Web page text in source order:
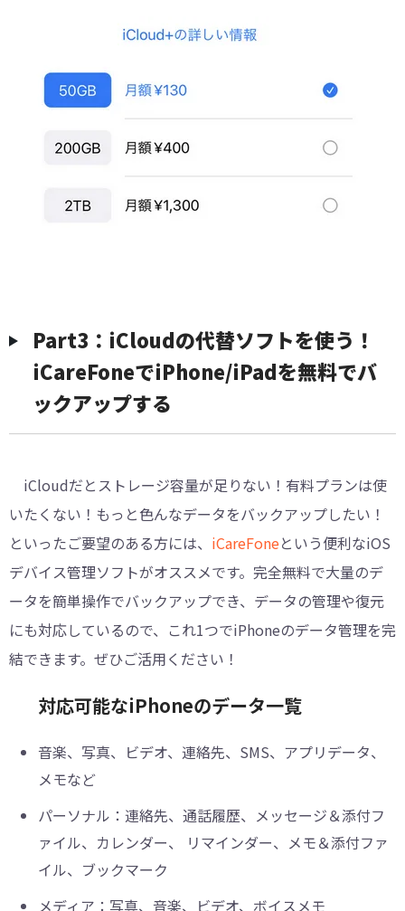
Part3：iCloudの代替ソフトを使う！
iCareFoneでiPhone/iPadを無料でバ
ックアップする
iCloudだとストレージ容量が足りない！有料プランは使
いたくない！もっと色んなデータをバックアップしたい！
といったご要望のある方には、 iCareFoneという便利なiOS
デバイス管理ソフトがオススメです。完全無料で大量のデ
ータを簡単操作でバックアップでき、データの管理や復元
にも対応しているので、これ1つでiPhoneのデータ管理を完
結できます。ぜひご活用ください！
対応可能なiPhoneのデータ一覧
音楽、写真、ビデオ、連絡先、SMS、アプリデータ、
メモなど
パーソナル：連絡先、通話履歴、メッセージ＆添付フ
ァイル、カレンダー、 リマインダー、メモ＆添付ファ
イル、ブックマーク
メディア：写真、音楽、ビデオ、ボイスメモ